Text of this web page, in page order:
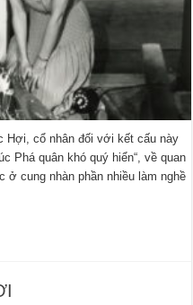
Hợi, cổ nhân đối với kết cấu này
Phá quân khó quý hiển“, về quan
ở cung nhàn phần nhiều làm nghề